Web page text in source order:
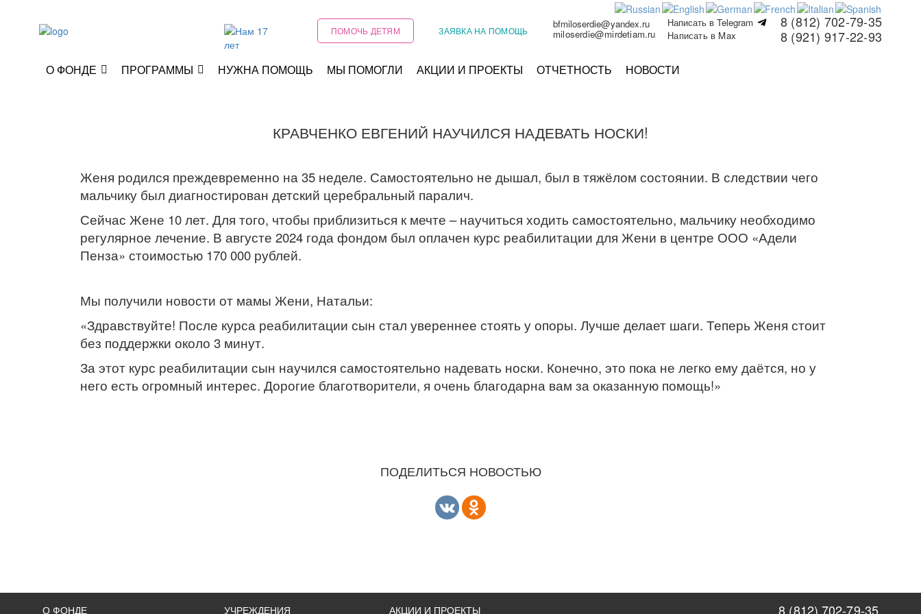
ПОМОЧЬ ДЕТЯМ ЗАЯВКА НА ПОМОЩЬ bfmiloserdie@yandex.ru
miloserdie@mirdetiam.ru
Написать в Telegram
Написать в Max
8 (812) 702-79-35
8 (921) 917-22-93
О ФОНДЕ ПРОГРАММЫ НУЖНА ПОМОЩЬ МЫ ПОМОГЛИ АКЦИИ И ПРОЕКТЫ ОТЧЕТНОСТЬ НОВОСТИ
КРАВЧЕНКО ЕВГЕНИЙ НАУЧИЛСЯ НАДЕВАТЬ НОСКИ!
Женя родился преждевременно на 35 неделе. Самостоятельно не дышал, был в тяжёлом состоянии. В следствии чего
мальчику был диагностирован детский церебральный паралич.
Сейчас Жене 10 лет. Для того, чтобы приблизиться к мечте – научиться ходить самостоятельно, мальчику необходимо
регулярное лечение. В августе 2024 года фондом был оплачен курс реабилитации для Жени в центре ООО «Адели
Пенза» стоимостью 170 000 рублей.
Мы получили новости от мамы Жени, Натальи:
«Здравствуйте! После курса реабилитации сын стал увереннее стоять у опоры. Лучше делает шаги. Теперь Женя стоит
без поддержки около 3 минут.
За этот курс реабилитации сын научился самостоятельно надевать носки. Конечно, это пока не легко ему даётся, но у
него есть огромный интерес. Дорогие благотворители, я очень благодарна вам за оказанную помощь!»
ПОДЕЛИТЬСЯ НОВОСТЬЮ
О ФОНДЕ УЧРЕЖДЕНИЯ АКЦИИ И ПРОЕКТЫ 8 (812) 702-79-35